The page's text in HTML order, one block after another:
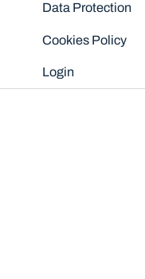
Data Protection
Cookies Policy
Login